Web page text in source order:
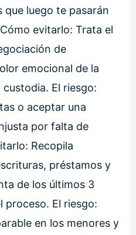
luego te pasarán
evitarlo: Trata el
de
emocional de la
El riesgo:
o aceptar una
por falta de
Recopila
préstamos y
de los últimos 3
proceso. El riesgo:
en los menores y